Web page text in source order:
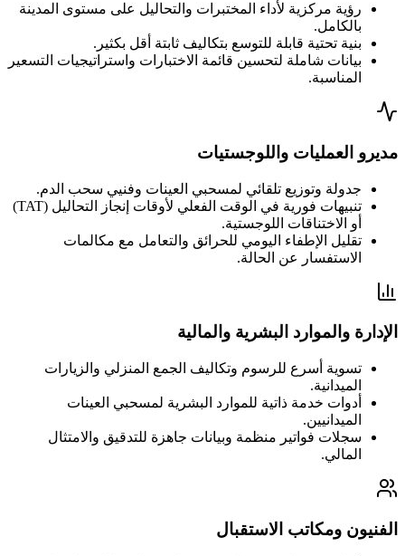
رؤية مركزية لأداء المختبرات والتحاليل على مستوى المدينة
بالكامل.
بنية تحتية قابلة للتوسع بتكاليف ثابتة أقل بكثير.
بيانات شاملة لتحسين قائمة الاختبارات واستراتيجيات التسعير
المناسبة.
مديرو العمليات واللوجستيات
جدولة وتوزيع تلقائي لمسحبي العينات وفنيي سحب الدم.
تنبيهات فورية في الوقت الفعلي لأوقات إنجاز التحاليل (TAT)
أو الاختناقات اللوجستية.
تقليل الإطفاء اليومي للحرائق والتعامل مع مكالمات
الاستفسار عن الحالة.
الإدارة والموارد البشرية والمالية
تسوية أسرع للرسوم وتكاليف الجمع المنزلي والزيارات
الميدانية.
أدوات خدمة ذاتية للموارد البشرية لمسحبي العينات
الميدانيين.
سجلات فواتير منظمة وبيانات جاهزة للتدقيق والامتثال
المالي.
الفنيون ومكاتب الاستقبال